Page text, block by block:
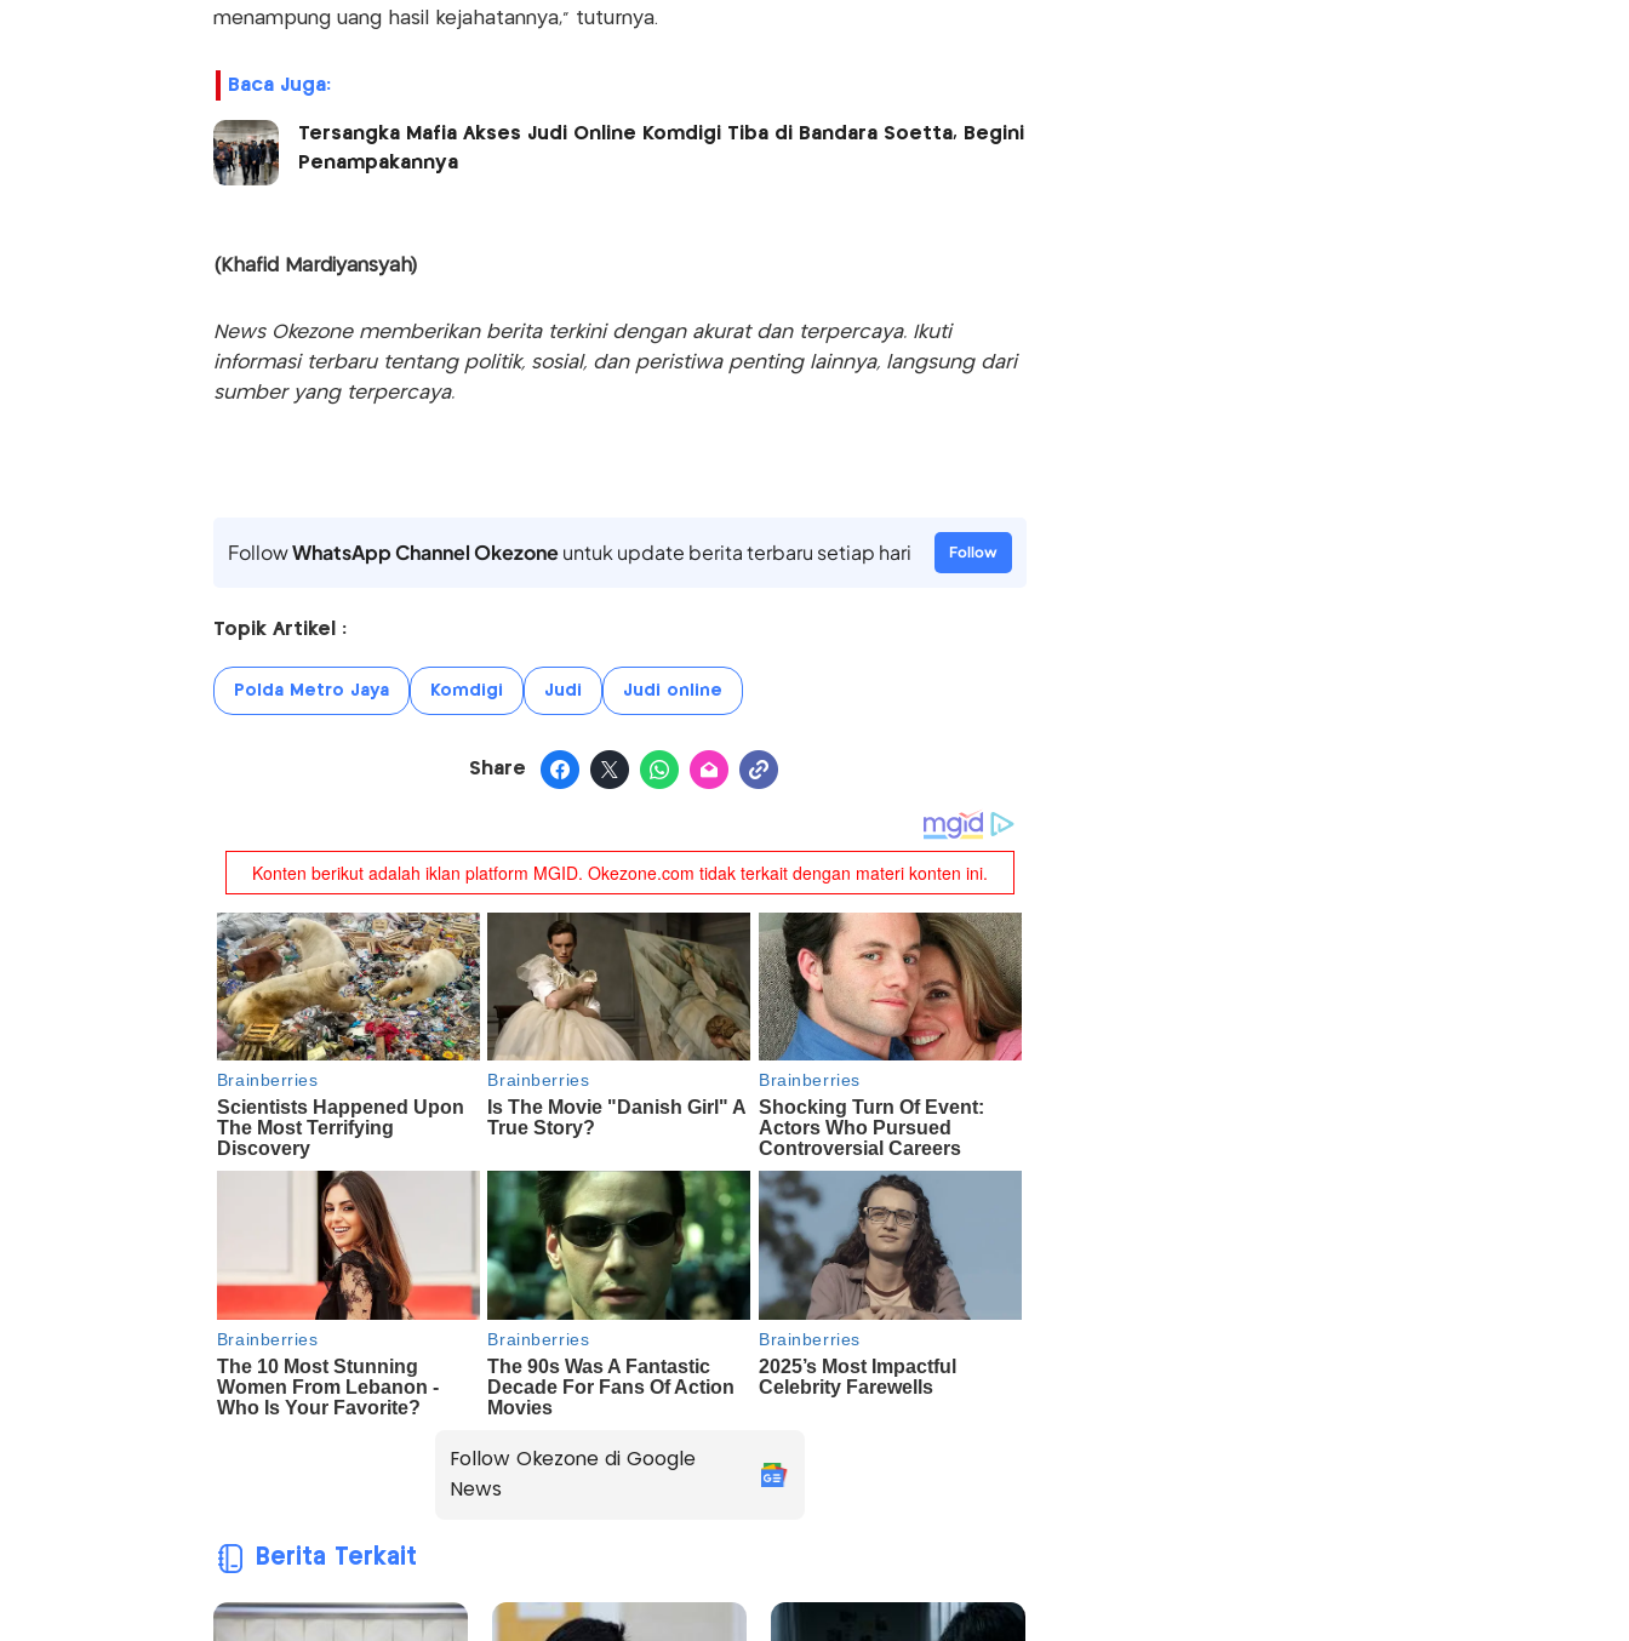
menampung uang hasil kejahatannya," tuturnya.
Baca Juga:
Tersangka Mafia Akses Judi Online Komdigi Tiba di Bandara Soetta, Begini
Penampakannya
(Khafid Mardiyansyah)
News Okezone memberikan berita terkini dengan akurat dan terpercaya. Ikuti
informasi terbaru tentang politik, sosial, dan peristiwa penting lainnya, langsung dari
sumber yang terpercaya.
FollowWhatsApp Channel Okezoneuntuk update berita terbaru setiap hari Follow
Topik Artikel :
Polda Metro Jaya Komdigi Judi Judi online
Share
Follow Okezone di Google
News
Berita Terkait